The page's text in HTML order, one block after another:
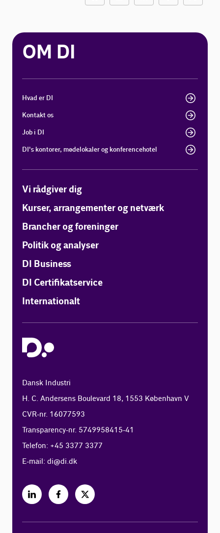
OM DI
Hvad er DI
Kontakt os
Job i DI
DI's kontorer, mødelokaler og konferencehotel
Vi rådgiver dig
Kurser, arrangementer og netværk
Brancher og foreninger
Politik og analyser
DI Business
DI Certifikatservice
Internationalt
Dansk Industri
H. C. Andersens Boulevard 18, 1553 København V
CVR-nr. 16077593
Transparency-nr. 5749958415-41
Telefon: +45 3377 3377
E-mail:di@di.dk